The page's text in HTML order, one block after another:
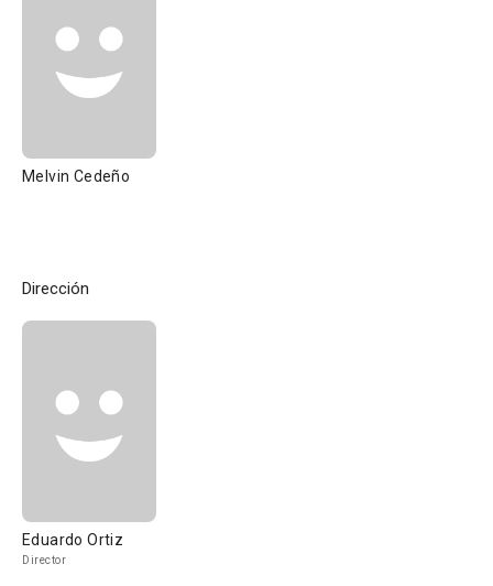
Melvin Cedeño
Dirección
Eduardo Ortiz
Director